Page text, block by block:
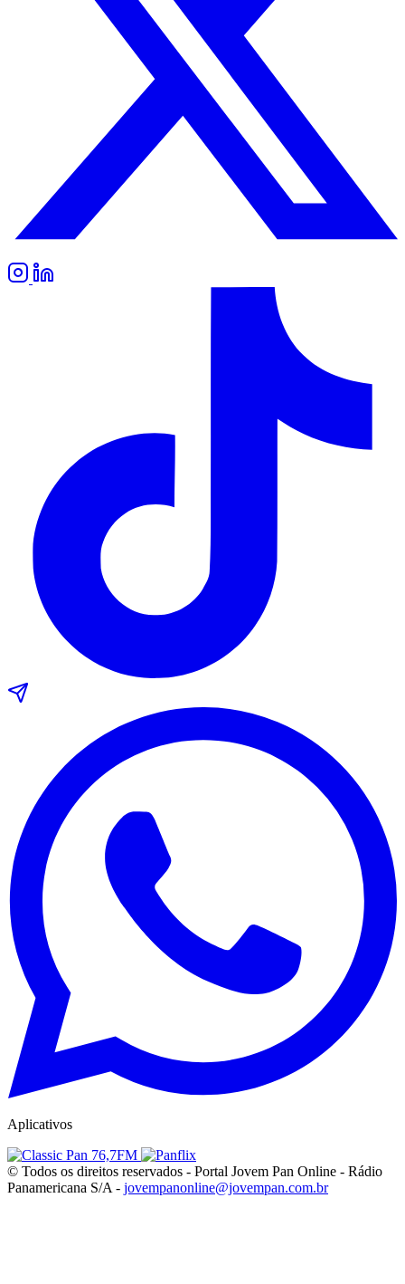
Aplicativos
© Todos os direitos reservados - Portal Jovem Pan Online - Rádio
Panamericana S/A - jovempanonline@jovempan.com.br